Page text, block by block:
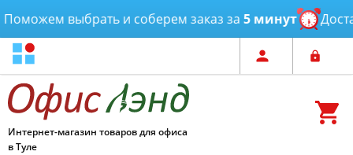
выбрать и соберем заказ за 5 минут
Интернет-магазин товаров для офиса
в Туле